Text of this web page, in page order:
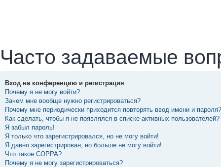
Часто задаваемые
Вход на конференцию и регистрация
Почему я не могу войти?
Зачем мне вообще нужно регистрироваться?
Почему мне периодически приходится повторять ввод имени и пароля?
Как сделать, чтобы я не появлялся в списке активных пользователей?
Я забыл пароль!
Я только что зарегистрировался, но не могу войти!
Я давно зарегистрирован, но больше не могу войти!
Что такое COPPA?
Почему я не могу зарегистрироваться?